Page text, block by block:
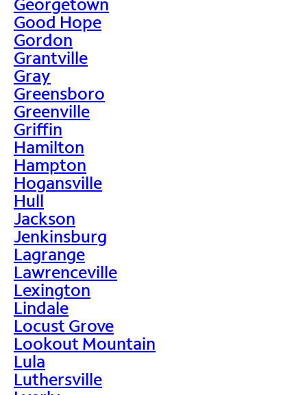
Good Hope
Gordon
Grantville
Gray
Greensboro
Greenville
Griffin
Hamilton
Hampton
Hogansville
Hull
Jackson
Jenkinsburg
Lagrange
Lawrenceville
Lexington
Lindale
Locust Grove
Lookout Mountain
Lula
Luthersville